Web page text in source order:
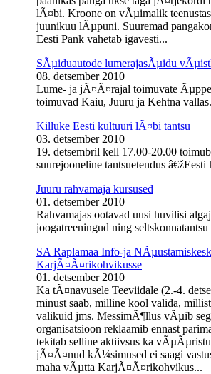
lÃ¤bi. Kroone on vÃµimalik
juunikuu lÃµpuni. Suuremad
Eesti Pank vahetab igavesti...
SÃµiduautode lumerajasÃµidu
08. detsember 2010
Lume- ja jÃ¤Ã¤rajal toimuvate
toimuvad Kaiu, Juuru ja Kehtna
Killuke Eesti kultuuri lÃ¤bi tantsu
03. detsember 2010
19. detsembril kell 17.00-20.00
suurejooneline tantsuetendus
Juuru rahvamaja kursused
01. detsember 2010
Rahvamajas ootavad uusi huvilisi
joogatreeningud ning seltskonnatantsu
SA Raplamaa Info-ja
KarjÃ¤Ã¤rikohvikusse
01. detsember 2010
Ka tÃ¤navusele Teeviidale (2.-4.
minust saab, milline kool valida,
valikuid jms. MessimÃ¶llus vÃµib
organisatsioon reklaamib ennast
tekitab selline aktiivsus ka
jÃ¤Ã¤nud kÃ¼simused ei saagi
maha vÃµtta KarjÃ¤Ã¤rikohvikus...